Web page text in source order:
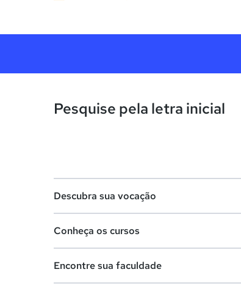
Pesquise pela letra inicial
Descubra sua vocação
Lista de profissões
Conheça os cursos
Encontre sua faculdade